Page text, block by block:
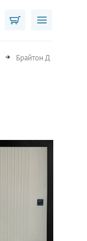
Брайтон Д